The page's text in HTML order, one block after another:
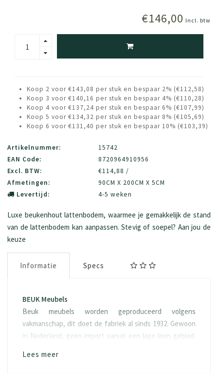
€146,00 Incl. btw
Koop 2 voor €143,08 per stuk en bespaar 2% (€112,58)
Koop 3 voor €140,16 per stuk en bespaar 4% (€110,28)
Koop 4 voor €137,24 per stuk en bespaar 6% (€107,99)
Koop 5 voor €134,32 per stuk en bespaar 8% (€105,69)
Koop 6 voor €131,40 per stuk en bespaar 10% (€103,39)
Artikelnummer:
15742
EAN Code:
8720964910956
Excl. BTW:
€114,88 /
Afmetingen:
90CM X 200CM X 5CM
Levertijd:
4-5 weken
Luxe beukenhout lattenbodem, waarmee je gemakkelijk de stand
van de lattenbodem kan aanpassen. Stevig of soepel? Aan jou de
keuze
Informatie Specs
BEUK Meubels
Beuk meubels worden geproduceerd volgens
vakmanschap, dit doet de fabriek al sinds 1932. Gewoon
in Nederland, geen import vanuit een lage loon gebied.
Lees meer